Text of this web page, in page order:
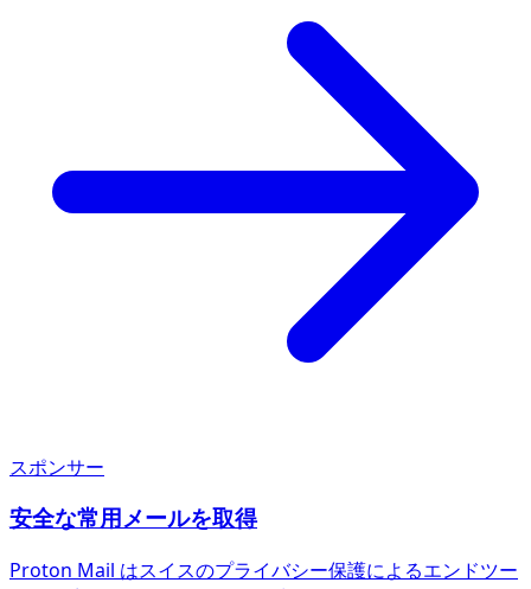
スポンサー
安全な常用メールを取得
Proton Mail はスイスのプライバシー保護によるエンドツー